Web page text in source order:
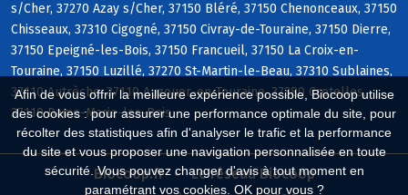
Afin de vous offrir la meilleure expérience possible, Biocoop utilise
des cookies : pour assurer une performance optimale du site, pour
récolter des statistiques afin d'analyser le trafic et la performance
du site et vous proposer une navigation personnalisée en toute
sécurité. Vous pouvez changer d'avis à tout moment en
paramétrant vos cookies. OK pour vous ?
s/Cher, 37270 Azay s/Cher, 37150 Bléré, 37150 Chenonceaux, 37150
Chisseaux, 37310 Cigogné, 37150 Civray-de-Touraine, 37150 Dierre,
37150 Epeigné-les-Bois, 37150 Francueil, 37150 La Croix-en-
Touraine, 37150 Luzillé, 37270 St-Martin-le-Beau, 37310 Sublaines,
37110 Autrèche, 37110 Auzouer-en-Touraine, 37380 Crotelles,
37110 Dame-Marie-les-Bois
Biocoop.fr
Le réseau Biocoop